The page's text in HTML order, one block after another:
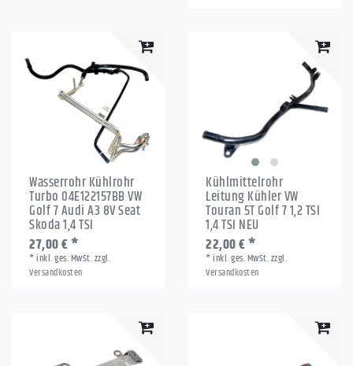
Wasserrohr Kühlrohr
Turbo 04E122157BB VW
Golf 7 Audi A3 8V Seat
Skoda 1,4 TSI
27,00 € *
*inkl. ges. MwSt.zzgl.
Versandkosten
Kühlmittelrohr
Leitung Kühler VW
Touran 5T Golf 7 1,2 TSI
1,4 TSI NEU
22,00 € *
*inkl. ges. MwSt.zzgl.
Versandkosten